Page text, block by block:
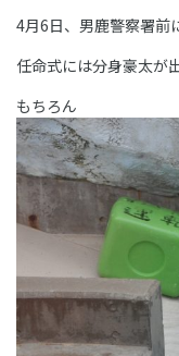
4月6日、男鹿警察署前
任命式には分身豪太が
もちろん